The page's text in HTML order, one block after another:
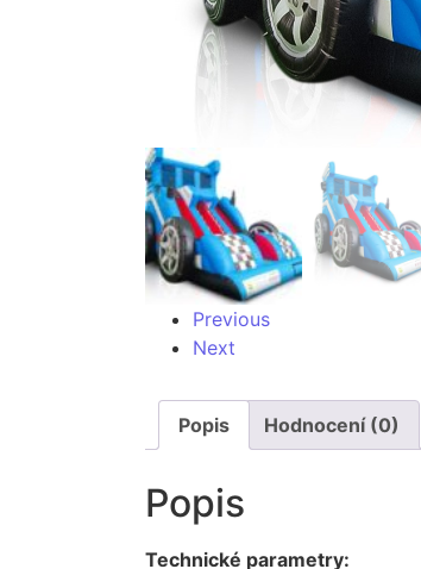
Previous
Next
Popis Hodnocení (0)
Popis
Technické parametry: